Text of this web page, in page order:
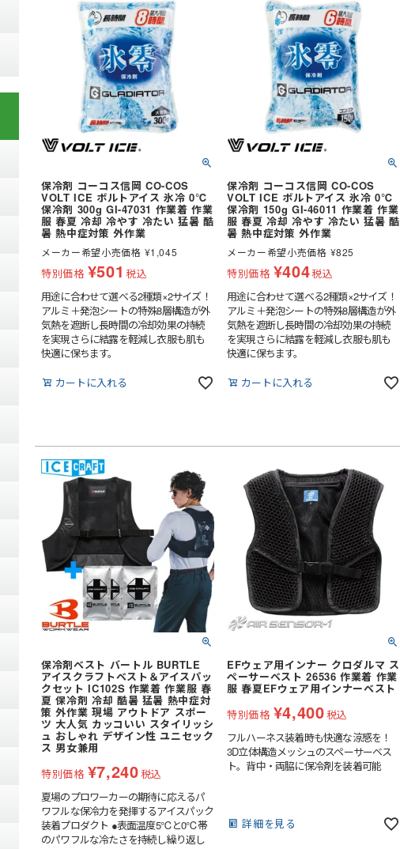
が駆け巡り、効率よく身体を冷却しま
す。●バックルでフィット感調整可能調
整可能なバックル付きで、体型やハーネ
スの形状に合わせて最適な位置で固
定。作業中のズレを防ぎます。●消臭テ
ープ内蔵汗のニオイを抑える消臭機能を
搭載。ハードな現場での清潔感を保ち
つきを抑え、さらりと快適な着心地が
持続します。●動きを妨げない「フリー
ストレッチ」身体の動きに合わせて柔
軟に伸縮。激しく動く現場でも突っ張
らず、インナーとして着用してもごわつ
きません。●消臭テープでニオイ対策も
万全汗のニオイを抑える消臭テープを内
蔵。毎日ハードに使うワークウェアと
して、清潔感もしっかりキープします。
保冷剤 コーコス信岡 CO-COS
VOLT ICE ボルトアイス 氷冷 0℃
保冷剤 300g GI-47031 作業着 作業
服 春夏 冷却 冷やす 冷たい 猛暑 酷
暑 熱中症対策 外作業
メーカー希望小売価格 ¥1,045
特別価格 ¥501 税込
用途に合わせて選べる2種類×2サイズ！
アルミ＋発泡シートの特殊8層構造が外
気熱を遮断し長時間の冷却効果の持続
を実現さらに結露を軽減し衣服も肌も
快適に保ちます。
カートに入れる
保冷剤 コーコス信岡 CO-COS
VOLT ICE ボルトアイス 氷冷 0℃
保冷剤 150g GI-46011 作業着 作業
服 春夏 冷却 冷やす 冷たい 猛暑 酷
暑 熱中症対策 外作業
メーカー希望小売価格 ¥825
特別価格 ¥404税込
用途に合わせて選べる2種類×2サイズ！
アルミ＋発泡シートの特殊8層構造が外
気熱を遮断し長時間の冷却効果の持続
を実現さらに結露を軽減し衣服も肌も
快適に保ちます。
カートに入れる
保冷剤ベスト バートル BURTLE
アイスクラフトベスト＆アイスパッ
クセット IC102S 作業着 作業服 春
夏 保冷剤 冷却 酷暑 猛暑 熱中症対
策 外作業 現場 アウトドア スポー
ツ 大人気 カッコいい スタイリッシ
ュ おしゃれ デザイン性 ユニセック
ス 男女兼用
特別価格 ¥7,240税込
夏場のプロワーカーの期待に応えるパ
ワフルな保冷力を発揮するアイスパック
装着プロダクト ●表面温度5℃と0℃帯
のパワフルな冷たさを持続し繰り返し
EFウェア用インナー クロダルマ ス
ペーサーベスト 26536 作業着 作業
服 春夏EFウェア用インナーベスト
特別価格 ¥4,400税込
フルハーネス装着時も快適な涼感を！
3D立体構造メッシュのスペーサーベス
ト。背中・両脇に保冷剤を装着可能
詳細を見る
スカート・キュロット
ワンピース・チュニック
小物・アクセサリー
食品衛生白衣
オーバーオール
子供給食衣
その他衛生用品